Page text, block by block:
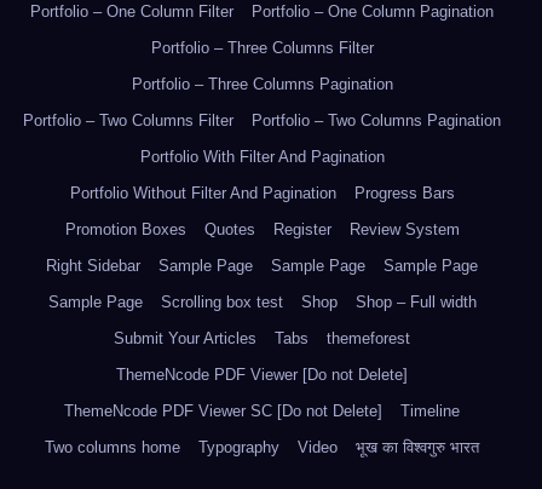
Portfolio – One Column Filter
Portfolio – One Column Pagination
Portfolio – Three Columns Filter
Portfolio – Three Columns Pagination
Portfolio – Two Columns Filter
Portfolio – Two Columns Pagination
Portfolio With Filter And Pagination
Portfolio Without Filter And Pagination
Progress Bars
Promotion Boxes
Quotes Register
Review System
Right Sidebar
Sample Page Sample Page
Sample Page
Sample Page
Scrolling box test Shop
Shop – Full width
Submit Your Articles
Tabs
themeforest
ThemeNcode PDF Viewer [Do not Delete]
ThemeNcode PDF Viewer SC [Do not Delete]
Timeline
Two columns home
Typography Video भूख का विश्वगुरु भारत